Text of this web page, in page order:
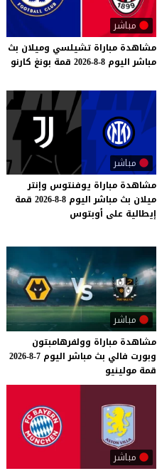
مباشر
مشاهدة مباراة تشيلسي وميلان بث
مباشر اليوم 8-8-2026 قمة بونغ كارنو
مباشر
مشاهدة مباراة يوفنتوس وإنتر
ميلان بث مباشر اليوم 8-8-2026
قمة
إيطالية على أوبتوس
مباشر
مشاهدة مباراة وولفرهامبتون
وبورت فالي بث مباشر اليوم 7-8-2026
قمة مولينيو
مباشر